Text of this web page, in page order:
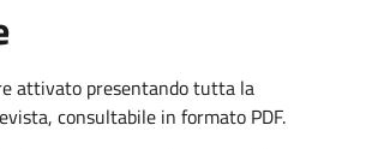
attivato presentando tutta la
consultabile in formato PDF.